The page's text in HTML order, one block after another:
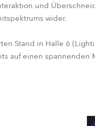
und
wider.
Stand in Halle 6
auf einen spannenden